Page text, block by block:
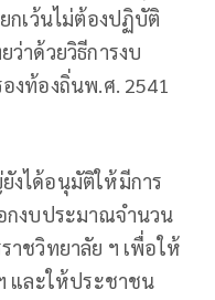
กเว้นไม่ต้องปฏิบัติ
ว่าด้วยวิธีการงบ
งท้องถิ่นพ.ศ. 2541
งได้อนุมัติให้มีการ
กงบประมาณจำนวน
าชวิทยาลัย ฯ เพื่อให้
และให้ประชาชน